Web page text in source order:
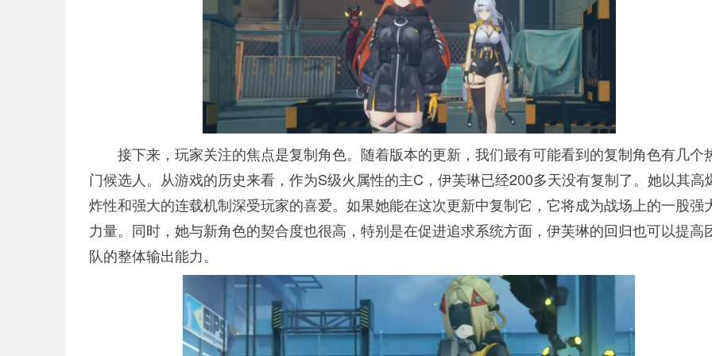
接下来，玩家关注的焦点是复制角色。随着版本的更新，我们最有可能看到的复制角色有几个
门候选人。从游戏的历史来看，作为S级火属性的主C，伊芙琳已经200多天没有复制了。她以其高
炸性和强大的连载机制深受玩家的喜爱。如果她能在这次更新中复制它，它将成为战场上的一股强
力量。同时，她与新角色的契合度也很高，特别是在促进追求系统方面，伊芙琳的回归也可以提高
队的整体输出能力。